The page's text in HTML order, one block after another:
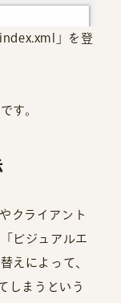
」を登
す。
クライアント
ビジュアルエ
えによって、
しまうという